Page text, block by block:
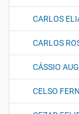
CARLOS
CARLOS
CÁSSIO
CELSO